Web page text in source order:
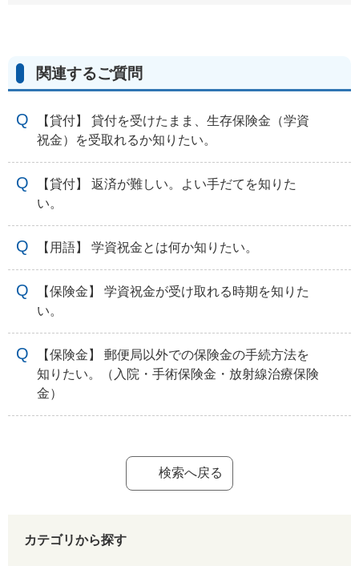
関連するご質問
【貸付】 貸付を受けたまま、生存保険金（学資
祝金）を受取れるか知りたい。
【貸付】 返済が難しい。よい手だてを知りた
い。
【用語】 学資祝金とは何か知りたい。
【保険金】 学資祝金が受け取れる時期を知りた
い。
【保険金】 郵便局以外での保険金の手続方法を
知りたい。（入院・手術保険金・放射線治療保険
金）
検索へ戻る
カテゴリから探す